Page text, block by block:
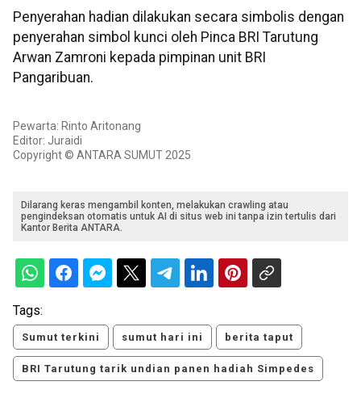
Penyerahan hadian dilakukan secara simbolis dengan
penyerahan simbol kunci oleh Pinca BRI Tarutung
Arwan Zamroni kepada pimpinan unit BRI
Pangaribuan.
Pewarta: Rinto Aritonang
Editor: Juraidi
Copyright © ANTARA SUMUT 2025
Dilarang keras mengambil konten, melakukan crawling atau
pengindeksan otomatis untuk AI di situs web ini tanpa izin tertulis dari
Kantor Berita ANTARA.
Tags:
Sumut terkini sumut hari ini berita taput
BRI Tarutung tarik undian panen hadiah Simpedes